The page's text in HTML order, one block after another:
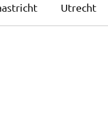
Utrecht